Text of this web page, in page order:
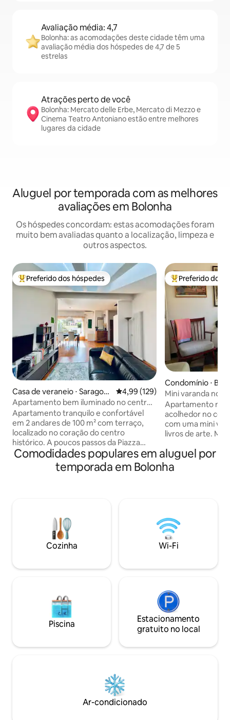
Avaliação média: 4,7
Bolonha: as acomodações deste cidade têm uma
avaliação média dos hóspedes de 4,7 de 5
estrelas
Atrações perto de você
Bolonha: Mercato delle Erbe, Mercato di Mezzo e
Cinema Teatro Antoniano estão entre melhores
lugares da cidade
Aluguel por temporada com as melhores
avaliações em Bolonha
Os hóspedes concordam: estas acomodações foram
muito bem avaliadas quanto a localização, limpeza e
outros aspectos.
Entre os melhores preferidos dos hóspedes
Preferido dos hóspedes
Casa de veraneio ⋅ Saragozz
a
4,99 de uma avaliação média de
4,99 (129)
Apartamento bem iluminado no centro
histórico
Apartamento tranquilo e confortável
em 2 andares de 100 m² com terraço,
localizado no coração do centro
histórico. A poucos passos da Piazza
Maggiore. O prédio está localizado no
último andar com elevador. Composto
por uma sala de estar em espaço aberto
para a Feira. Maravilhoso terraço com
vista para os telhados e igrejas de
encantador onde você pode se sentir
Entre os
Preferido dos
Condomínio ⋅
Mini varanda nos
Apartamento
acolhedor no
com uma mini
livros de arte. Muita luz natural, ar
grande e uma
de fotos para o
Você também
(Todas as
em "como se
Comodidades populares em aluguel por
temporada em Bolonha
Cozinha Wi-Fi
Piscina
Estacionamento
gratuito no local
Ar-condicionado